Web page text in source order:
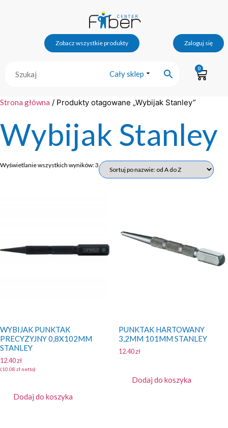
Zobacz wszystkie produkty Zaloguj się
Cały sklep
0
Strona główna / Produkty otagowane „Wybijak Stanley”
Wybijak Stanley
Wyświetlanie wszystkich wyników: 3
WYBIJAK PUNKTAK
PRECYZYJNY 0,8X102MM
STANLEY
12.40zł
(10.08 zł netto)
Dodaj do koszyka
PUNKTAK HARTOWANY
3,2MM 101MM STANLEY
12.40zł
Dodaj do koszyka